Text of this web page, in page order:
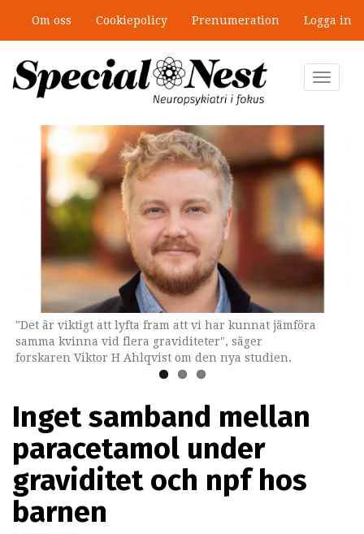
huvudinnehåll
Om oss Cookiepolicy Prenumeration Logga in
Toggle
"Det är viktigt att lyfta fram att vi har kunnat jämföra
samma kvinna vid flera graviditeter", säger
forskaren Viktor H Ahlqvist om den nya studien.
"Vi hoppas att våra resultat ska kunna lugna blivande
föräldrar och gravida mammor", säger Renée Gardner.
Barn vars mammor har använt paracetamol under
graviditeten har inte en ökad risk för adhd, autism eller
intellektuell funktionsnedsättning.
Inget samband mellan
paracetamol under
graviditet och npf hos
barnen
”Jobbet gick bra – just därför togs
stödet bort”